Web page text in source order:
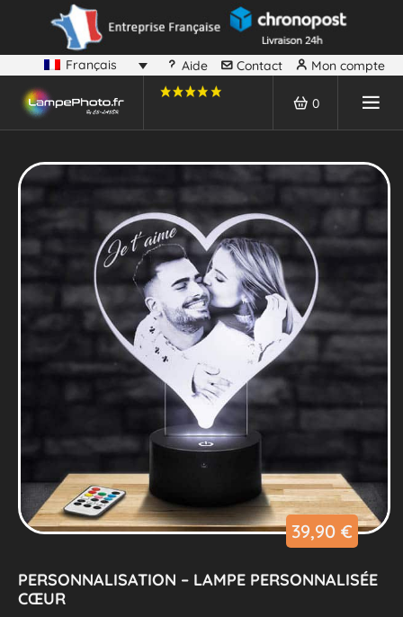
Français Aide Contact Mon compte
0
39,90 €
PERSONNALISATION – LAMPE PERSONNALISÉE
CŒUR